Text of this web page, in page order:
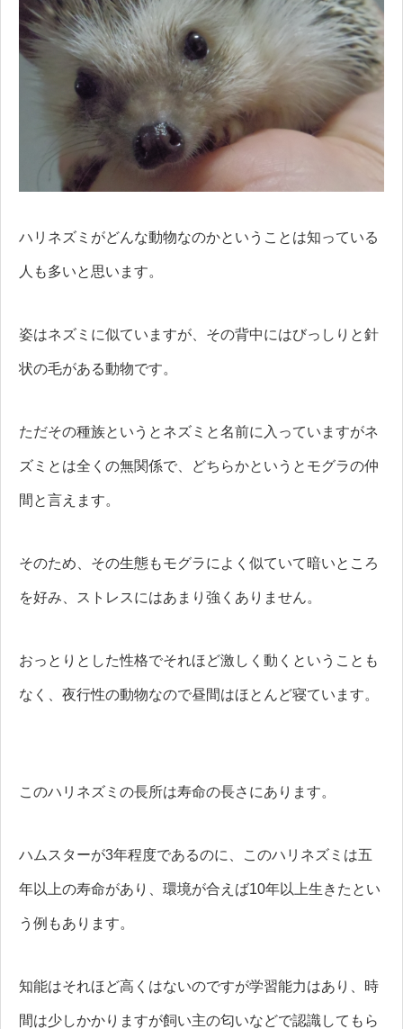
ハリネズミがどんな動物なのかということは知っている
人も多いと思います。
姿はネズミに似ていますが、その背中にはびっしりと針
状の毛がある動物です。
ただその種族というとネズミと名前に入っていますがネ
ズミとは全くの無関係で、どちらかというとモグラの仲
間と言えます。
そのため、その生態もモグラによく似ていて暗いところ
を好み、ストレスにはあまり強くありません。
おっとりとした性格でそれほど激しく動くということも
なく、夜行性の動物なので昼間はほとんど寝ています。
このハリネズミの長所は寿命の長さにあります。
ハムスターが3年程度であるのに、このハリネズミは五
年以上の寿命があり、環境が合えば10年以上生きたとい
う例もあります。
知能はそれほど高くはないのですが学習能力はあり、時
間は少しかかりますが飼い主の匂いなどで認識してもら